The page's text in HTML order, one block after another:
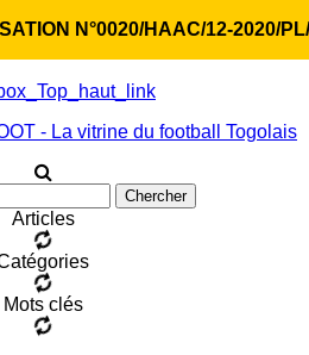
N°0020/HAAC/12-2020/
- La vitrine du football Togolais
Articles
Mots clés